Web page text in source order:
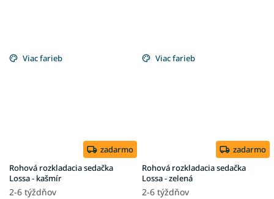
Viac farieb
zadarmo
Rohová rozkladacia sedačka
Lossa - kašmír
2-6 týždňov
Viac farieb
zadarmo
Rohová rozkladacia sedačka
Lossa - zelená
2-6 týždňov